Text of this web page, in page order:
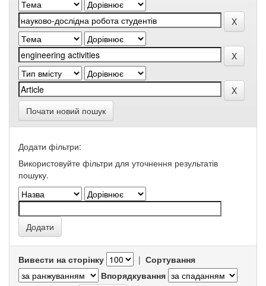
Почати новий пошук
Додати фільтри:
Використовуйте фільтри для уточнення результатів
пошуку.
Вивести на сторінку | Сортування
Впорядкування